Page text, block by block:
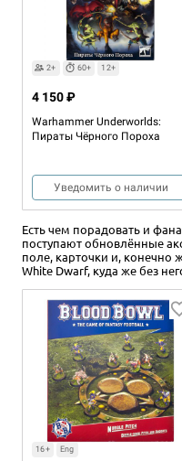
2+ 60+ 12+
Warhammer Underworlds:
Пираты Чёрного Пороха
4 150 ₽
Уведомить о наличии
16+
Warhammer Underworlds:
Иллюзорная мощь. Колода
соперников
1 555 ₽
Есть чем порадовать и
поступают обновлённые
поле, карточки и, конечно
White Dwarf, куда же без
16+ Eng